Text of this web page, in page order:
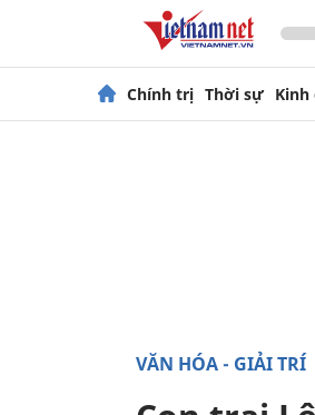
Chính trị Thời sự Kinh
VĂN HÓA - GIẢI TRÍ